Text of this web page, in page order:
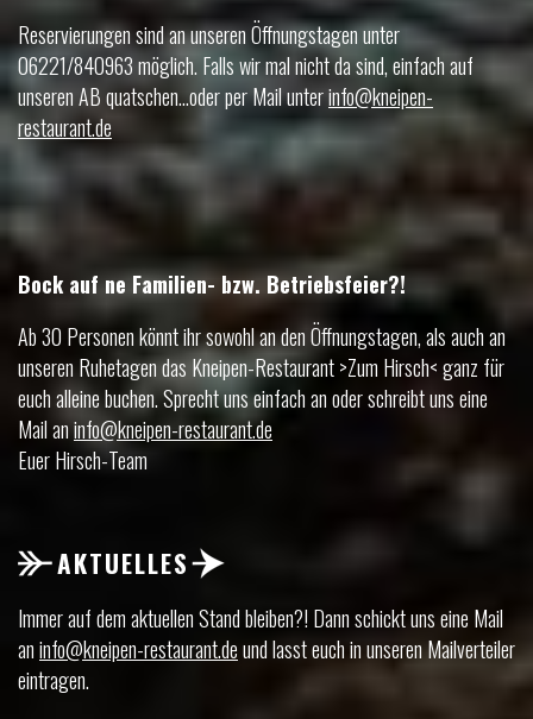
Reservierungen sind an unseren Öffnungstagen unter
06221/840963 möglich. Falls wir mal nicht da sind, einfach auf
unseren AB quatschen...oder per Mail unterinfo@kneipen-
restaurant.de
Bock auf ne Familien- bzw. Betriebsfeier?!
Ab 30 Personen könnt ihr sowohl an den Öffnungstagen, als auch an
unseren Ruhetagen das Kneipen-Restaurant >Zum Hirsch< ganz für
euch alleine buchen. Sprecht uns einfach an oder schreibt uns eine
Mail aninfo@kneipen-restaurant.de
Euer Hirsch-Team
AKTUELLES
Immer auf dem aktuellen Stand bleiben?! Dann schickt uns eine Mail
aninfo@kneipen-restaurant.deund lasst euch in unseren Mailverteiler
eintragen.